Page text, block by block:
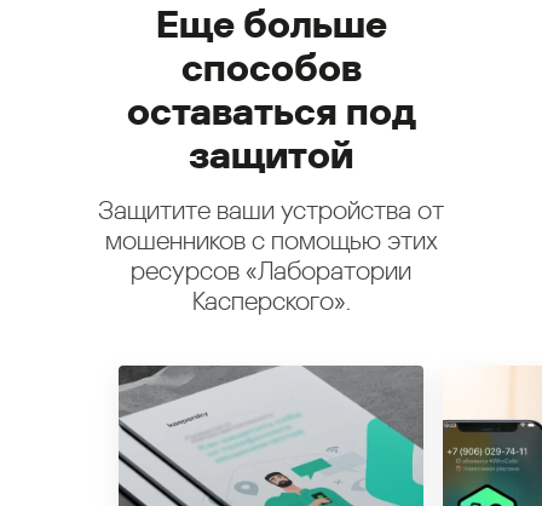
Еще больше
способов
оставаться под
защитой
Защитите ваши устройства от
мошенников с помощью этих
ресурсов «Лаборатории
Касперского».